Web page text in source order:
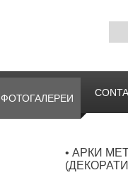
ФОТОГАЛЕРЕИ
• АРКИ